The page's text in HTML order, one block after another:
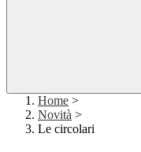
Home >
Novità >
Le circolari